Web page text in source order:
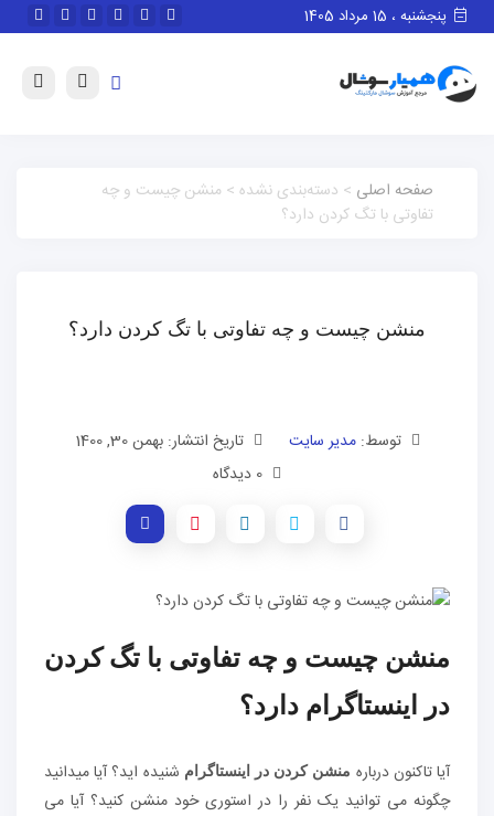
پنجشنبه ، 15 مرداد 1405
صفحه اصلی > دسته‌بندی نشده > منشن چیست و چه
تفاوتی با تگ کردن دارد؟
منشن چیست و چه تفاوتی با تگ کردن دارد؟
توسط:مدیر سایت
تاریخ انتشار: بهمن 30, 1400
منشن چیست و چه تفاوتی با تگ کردن
در اینستاگرام دارد؟
آیا تاکنون درباره منشن کردن در اینستاگرام شنیده اید؟ آیا میدانید
چگونه می توانید یک نفر را در استوری خود منشن کنید؟ آیا می